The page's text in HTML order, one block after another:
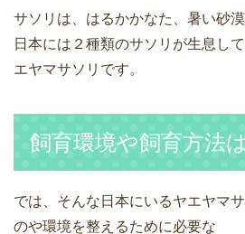
サソリは、はるかかなた、暑い砂
日本には２種類のサソリが生息し
エヤマサソリです。
飼育環境や飼育方法
では、そんな日本にいるヤエヤマ
のや環境を整えるために必要な